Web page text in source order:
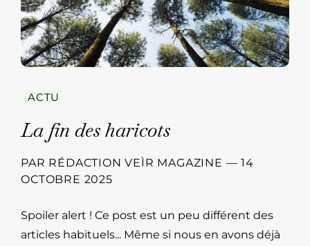
ACTU
La fin des haricots
PAR RÉDACTION VEÌR MAGAZINE —14
OCTOBRE 2025
Spoiler alert ! Ce post est un peu différent des
articles habituels... Même si nous en avons déjà